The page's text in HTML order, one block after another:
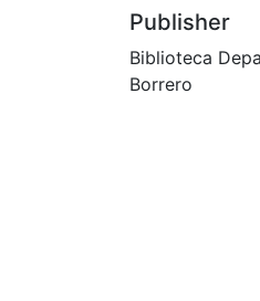
Publisher
Biblioteca
Borrero